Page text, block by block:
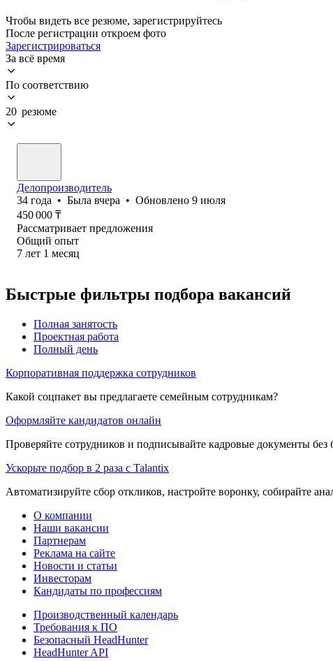
Чтобы видеть все резюме, зарегистрируйтесь
После регистрации откроем фото
Зарегистрироваться
За всё время
По соответствию
20 резюме
Делопроизводитель
34 года • Была вчера • Обновлено 9 июля
450 000 ₸
Рассматривает предложения
Общий опыт
7 лет 1 месяц
Быстрые фильтры подбора вакансий
Полная занятость
Проектная работа
Полный день
Корпоративная поддержка сотрудников
Какой соцпакет вы предлагаете семейным сотрудникам?
Оформляйте кандидатов онлайн
Проверяйте сотрудников и подписывайте кадровые документы без
Ускорьте подбор в 2 раза с Talantix
Автоматизируйте сбор откликов, настройте воронку, собирайте
О компании
Наши вакансии
Партнерам
Реклама на сайте
Новости и статьи
Инвесторам
Кандидаты по профессиям
Производственный календарь
Требования к ПО
Безопасный HeadHunter
HeadHunter API